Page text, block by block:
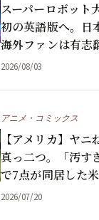
スーパーロボット
初の英語版へ。日
海外ファンは有志
2026/08/03
アニメ・コミックス
【アメリカ】ヤ
真っ二つ。「汚す
で7点が同居した
2026/07/20